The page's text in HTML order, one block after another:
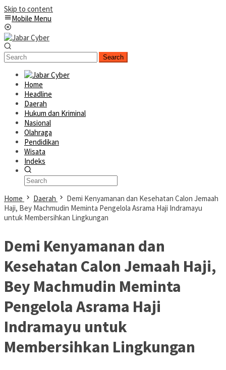
Skip to content
Mobile Menu
Search
Home
Headline
Daerah
Hukum dan Kriminal
Nasional
Olahraga
Pendidikan
Wisata
Indeks
Home Daerah
Demi Kenyamanan dan Kesehatan Calon Jemaah
Haji, Bey Machmudin Meminta Pengelola Asrama Haji Indramayu
untuk Membersihkan Lingkungan
Demi Kenyamanan dan
Kesehatan Calon Jemaah Haji,
Bey Machmudin Meminta
Pengelola Asrama Haji
Indramayu untuk
Membersihkan Lingkungan